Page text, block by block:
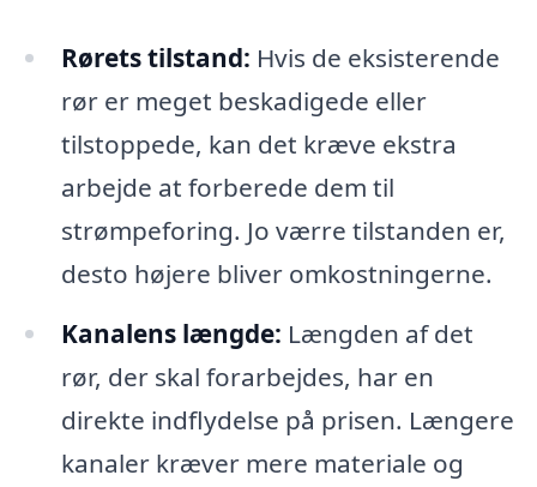
Rørets tilstand: Hvis de eksisterende
rør er meget beskadigede eller
tilstoppede, kan det kræve ekstra
arbejde at forberede dem til
strømpeforing. Jo værre tilstanden er,
desto højere bliver omkostningerne.
Kanalens længde: Længden af det
rør, der skal forarbejdes, har en
direkte indflydelse på prisen. Længere
kanaler kræver mere materiale og